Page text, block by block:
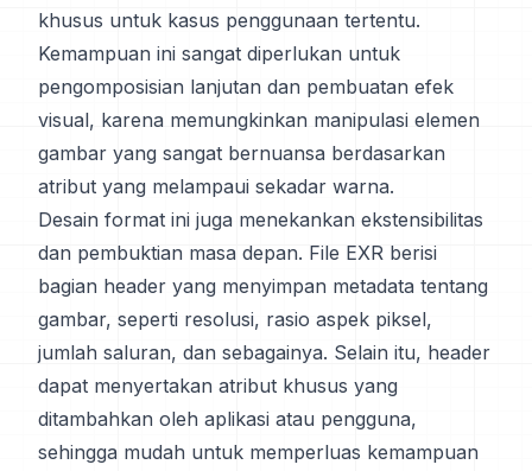
khusus untuk kasus penggunaan tertentu.
Kemampuan ini sangat diperlukan untuk
pengomposisian lanjutan dan pembuatan efek
visual, karena memungkinkan manipulasi elemen
gambar yang sangat bernuansa berdasarkan
atribut yang melampaui sekadar warna.
Desain format ini juga menekankan ekstensibilitas
dan pembuktian masa depan. File EXR berisi
bagian header yang menyimpan metadata tentang
gambar, seperti resolusi, rasio aspek piksel,
jumlah saluran, dan sebagainya. Selain itu, header
dapat menyertakan atribut khusus yang
ditambahkan oleh aplikasi atau pengguna,
sehingga mudah untuk memperluas kemampuan